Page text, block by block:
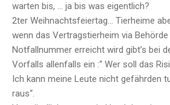
warten bis, … ja bis was eigentlich?
2ter Weihnachtsfeiertag… Tierheime
wenn das Vertragstierheim via
Notfallnummer erreicht wird gibt’s bei
Vorfalls allenfalls ein :“ Wer soll das
Ich kann meine Leute nicht gefährden
raus“.